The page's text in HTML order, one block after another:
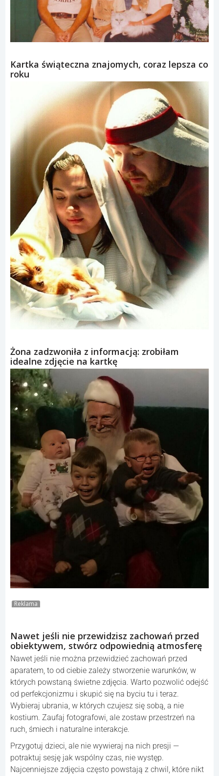
Kartka świąteczna znajomych, coraz lepsza co
roku
Żona zadzwoniła z informacją: zrobiłam
idealne zdjęcie na kartkę
Reklama
Nawet jeśli nie przewidzisz zachowań przed
obiektywem, stwórz odpowiednią atmosferę
Nawet jeśli nie można przewidzieć zachowań przed
aparatem, to od ciebie zależy stworzenie warunków, w
których powstaną świetne zdjęcia. Warto pozwolić odejść
od perfekcjonizmu i skupić się na byciu tu i teraz.
Wybieraj ubrania, w których czujesz się sobą, a nie
kostium. Zaufaj fotografowi, ale zostaw przestrzeń na
ruch, śmiech i naturalne interakcje.
Przygotuj dzieci, ale nie wywieraj na nich presji —
potraktuj sesję jak wspólny czas, nie występ.
Najcenniejsze zdjęcia często powstają z chwil, które nikt